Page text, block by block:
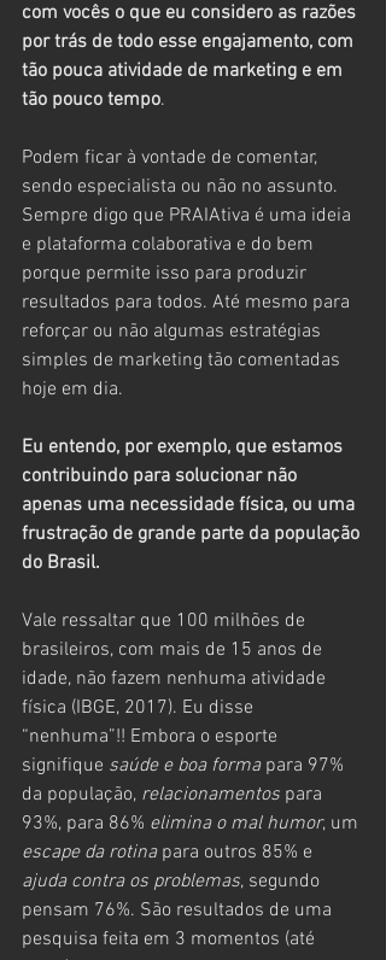
com vocês o que eu considero as razões
por trás de todo esse engajamento, com
tão pouca atividade de marketing e em
tão pouco tempo.
Podem ficar à vontade de comentar,
sendo especialista ou não no assunto.
Sempre digo que PRAIAtiva é uma ideia
e plataforma colaborativa e do bem
porque permite isso para produzir
resultados para todos. Até mesmo para
reforçar ou não algumas estratégias
simples de marketing tão comentadas
hoje em dia.
Eu entendo, por exemplo, que estamos
contribuindo para solucionar não
apenas uma necessidade física, ou uma
frustração de grande parte da população
do Brasil.
Vale ressaltar que 100 milhões de
brasileiros, com mais de 15 anos de
idade, não fazem nenhuma atividade
física (IBGE, 2017). Eu disse
“nenhuma”!! Embora o esporte
signifique saúde e boa forma para 97%
da população, relacionamentos para
93%, para 86% elimina o mal humor, um
escape da rotina para outros 85% e
ajuda contra os problemas, segundo
pensam 76%. São resultados de uma
pesquisa feita em 3 momentos (até